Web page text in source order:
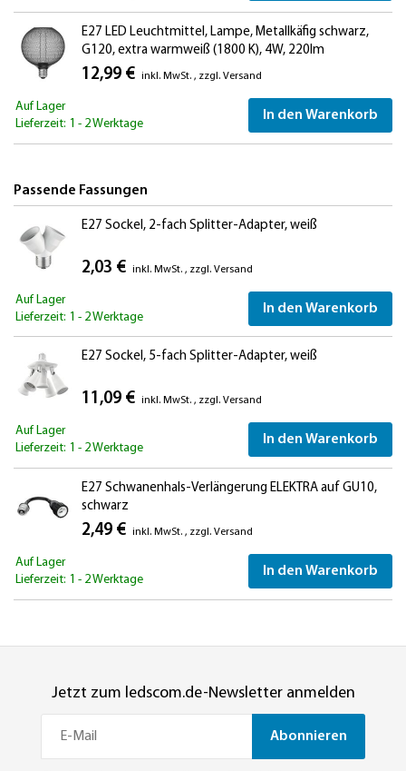
E27 LED Leuchtmittel, Lampe, Metallkäfig schwarz,
G120, extra warmweiß (1800 K), 4W, 220lm
12,99 € inkl. MwSt. , zzgl. Versand
Auf Lager
Lieferzeit: 1 - 2 Werktage
In den Warenkorb
Passende Fassungen
E27 Sockel, 2-fach Splitter-Adapter, weiß
2,03 € inkl. MwSt. , zzgl. Versand
Auf Lager
Lieferzeit: 1 - 2 Werktage
In den Warenkorb
E27 Sockel, 5-fach Splitter-Adapter, weiß
11,09 € inkl. MwSt. , zzgl. Versand
Auf Lager
Lieferzeit: 1 - 2 Werktage
In den Warenkorb
E27 Schwanenhals-Verlängerung ELEKTRA auf GU10,
schwarz
2,49 € inkl. MwSt. , zzgl. Versand
Auf Lager
Lieferzeit: 1 - 2 Werktage
In den Warenkorb
Jetzt zum ledscom.de-Newsletter anmelden
Abonnieren